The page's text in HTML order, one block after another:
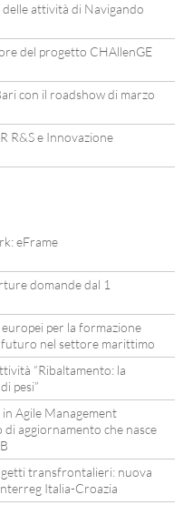
attività di Navigando
del progetto CHAllenGE
con il roadshow di marzo
R&S e Innovazione
eFrame
domande dal 1
per la formazione
nel settore marittimo
“Ribaltamento: la
pesi”
in Agile Management
di aggiornamento che nasce
transfrontalieri: nuova
Italia-Croazia